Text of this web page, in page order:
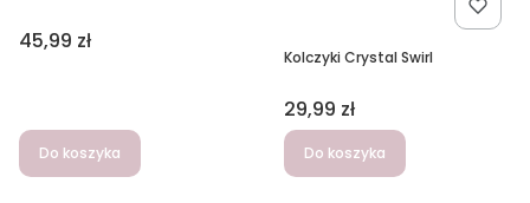
Cena
45,99 zł
Do koszyka
Kolczyki Crystal Swirl
Cena
29,99 zł
Do koszyka